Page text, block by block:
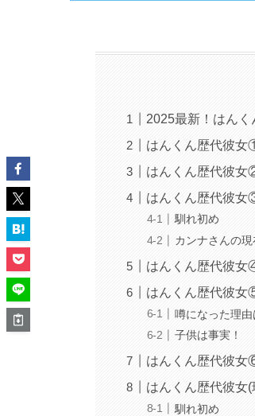
2025最新！はん
はんくん歴代彼女
はんくん歴代彼女
はんくん歴代彼女
馴れ初め
カンナさんの現
はんくん歴代彼女
はんくん歴代彼女
噂になった理由
子供は事実！
はんくん歴代彼女
はんくん歴代彼女
馴れ初め